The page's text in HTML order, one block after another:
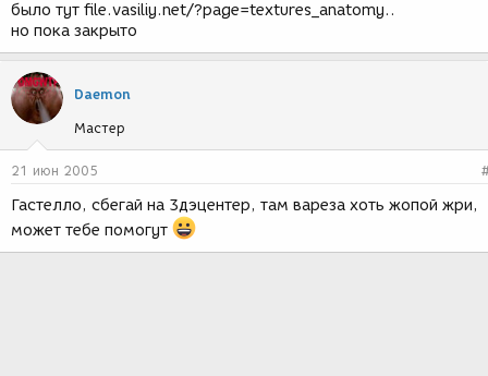
было тут file.vasiliy.net/?page=textures_anatomy..
но пока закрыто
Daemon
Мастер
21 июн 2005
Гастелло, сбегай на 3дэцентер, там вареза хоть жопой жри,
может тебе помогут